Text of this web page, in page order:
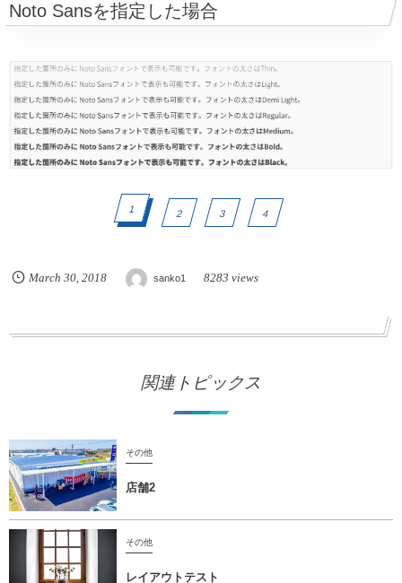
Noto Sansを指定した場合
1 2 3 4
March 30, 2018 sanko1 8283 views
関連トピックス
その他
店舗2
その他
レイアウトテスト